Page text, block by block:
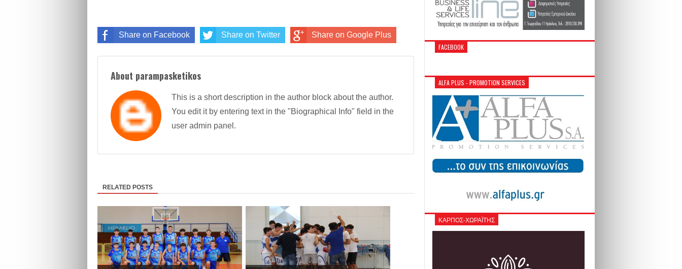
Share on Facebook Share on Twitter Share on Google Plus
About parampasketikos
This is a short description in the author block about the author.
You edit it by entering text in the "Biographical Info" field in the
user admin panel.
RELATED POSTS
FACEBOOK
ALFA PLUS - PROMOTION SERVICES
ΚΑΡΠΟΣ-ΧΩΡΑΪΤΗΣ